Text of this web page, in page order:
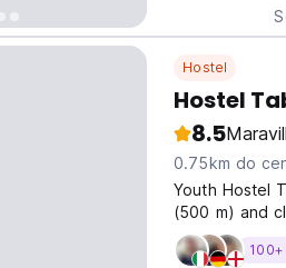
Hostel
Hostel
8.5
0.75km do
Youth Hostel
(500 m) and
different
included).